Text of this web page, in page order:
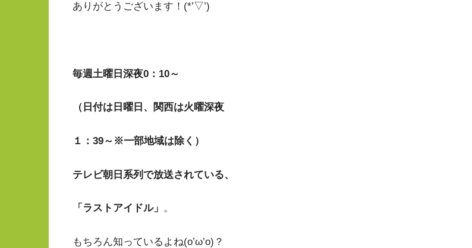
ありがとうございます！(*’▽’)
毎週土曜日深夜0：10～
（日付は日曜日、関西は火曜深夜
１：39～※一部地域は除く）
テレビ朝日系列で放送されている、
「ラストアイドル」 。
もちろん知っているよね(o’ω’o)？